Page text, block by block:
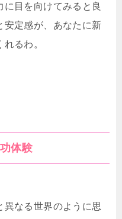
目を向けてみると良
安定感が、あなたに新
れるわ。
体験
異なる世界のように思